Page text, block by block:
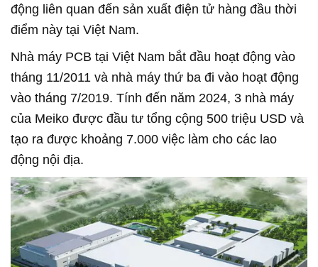
động liên quan đến sản xuất điện tử hàng đầu thời
điểm này tại Việt Nam.
Nhà máy PCB tại Việt Nam bắt đầu hoạt động vào
tháng 11/2011 và nhà máy thứ ba đi vào hoạt động
vào tháng 7/2019. Tính đến năm 2024, 3 nhà máy
của Meiko được đầu tư tổng cộng 500 triệu USD và
tạo ra được khoảng 7.000 việc làm cho các lao
động nội địa.